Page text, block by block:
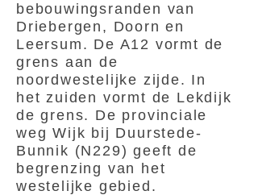
bebouwingsranden van
Driebergen, Doorn en
Leersum. De A12 vormt de
grens aan de
noordwestelijke zijde. In
het zuiden vormt de Lekdijk
de grens. De provinciale
weg Wijk bij Duurstede-
Bunnik (N229) geeft de
begrenzing van het
westelijke gebied.